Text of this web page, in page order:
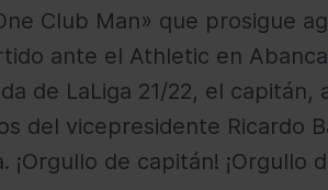
Club Man» que prosigue
ante el Athletic en
de LaLiga 21/22, el capitán,
del vicepresidente Ricardo
¡Orgullo de capitán! ¡Orgullo